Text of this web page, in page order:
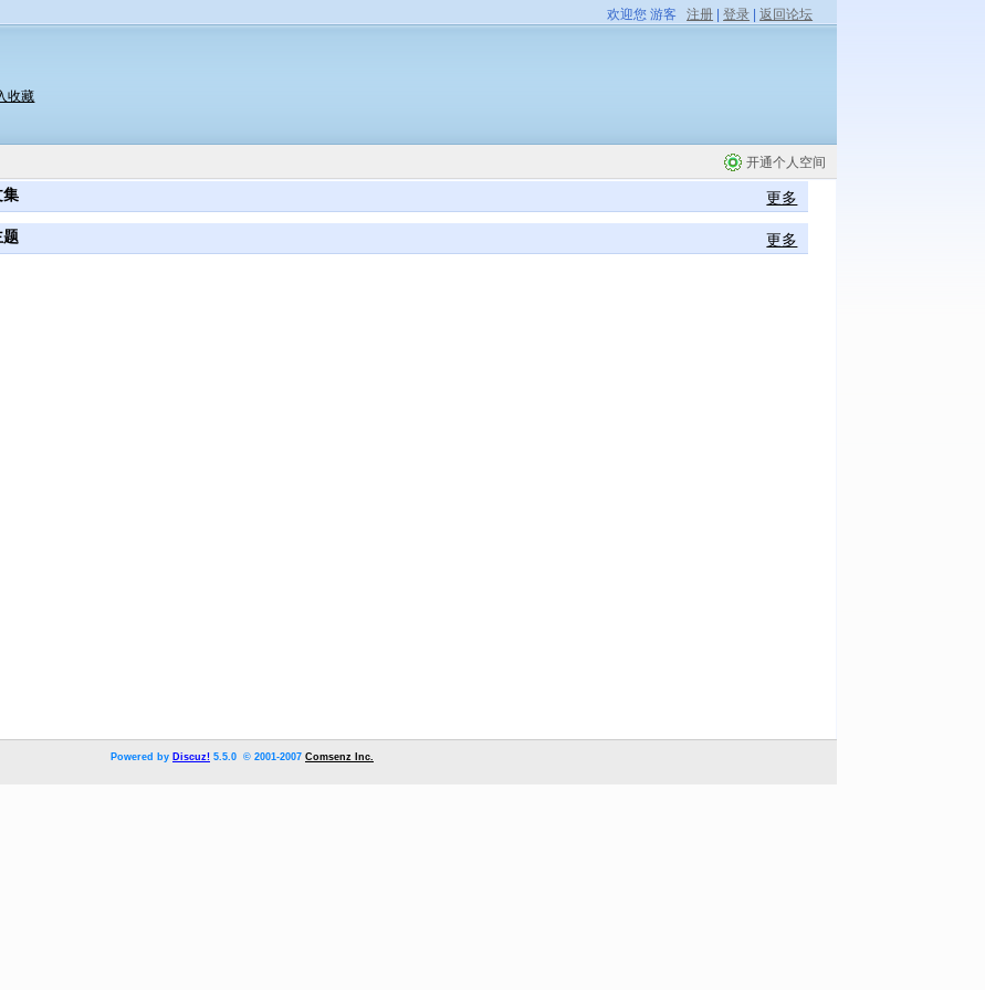
欢迎您 游客注册 |登录 |返回论坛
收藏
开通个人空间
集 更多
题 更多
Powered by Discuz! 5.5.0 © 2001-2007 Comsenz Inc.